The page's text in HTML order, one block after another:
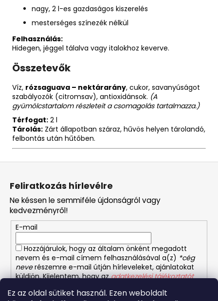
Ez az oldal sütiket használ. Ezen weboldalt
nagy, 2 l-es gazdaságos kiszerelés
mesterséges színezék nélkül
Felhasználás:
Hidegen, jéggel tálalva vagy italokhoz keverve.
Összetevők
Víz, rózsaguava – nektárarány, cukor, savanyúságot
szabályozók (citromsav), antioxidánsok. (A
gyümölcstartalom részleteit a csomagolás tartalmazza.)
Térfogat: 2 l
Tárolás: Zárt állapotban száraz, hűvös helyen tárolandó,
felbontás után hűtőben.
L
Feliratkozás hírlevélre
Ne késsen le semmiféle újdonságról vagy
kedvezményről!
E-mail
Hozzájárulok, hogy az általam önként megadott
nevem és e-mail címem felhasználásával a(z) *cég
neverészemre e-mail útján hírleveleket, ajánlatokat
küldjön. Kijelentem, hogy azadatkezelési tájékoztatót
bármikor visszavonhatom.